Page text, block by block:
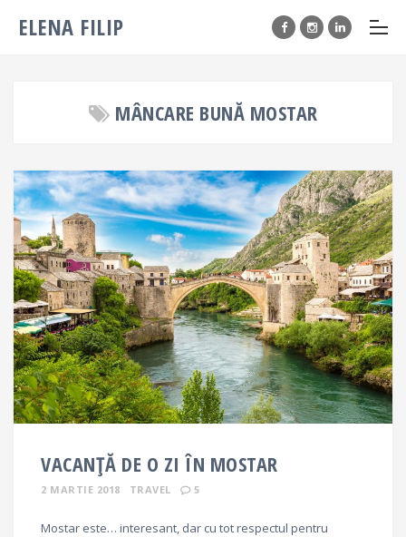
ELENA FILIP
MÂNCARE BUNĂ MOSTAR
VACANȚĂ DE O ZI ÎN MOSTAR
2 MARTIE 2018 TRAVEL 5
Mostar este… interesant, dar cu tot respectul pentru